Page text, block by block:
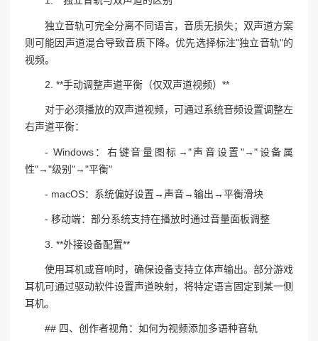
独立音轨可完全分离不同语言，音质无损失；双声道方案
则可能因声道混合导致音质下降。优先选择标注"独立音轨"的
视频。
2. **手动调整声道平衡（仅双声道视频）**
对于必须播放的双声道视频，可通过系统音频设置调整左
右声道平衡：
- Windows：右键音量图标→"声音设置"→"设备属
性"→"级别"→"平衡"
- macOS：系统偏好设置→声音→输出→平衡滑块
- 移动端：部分系统支持在播放时通过音量面板调整
3. **外接设备配置**
使用耳机或音响时，确保设备支持立体声输出。部分游戏
耳机可通过驱动软件设置声道映射，将特定语言固定到某一侧
耳机。
## 四、创作者视角：如何为视频添加多语种音轨